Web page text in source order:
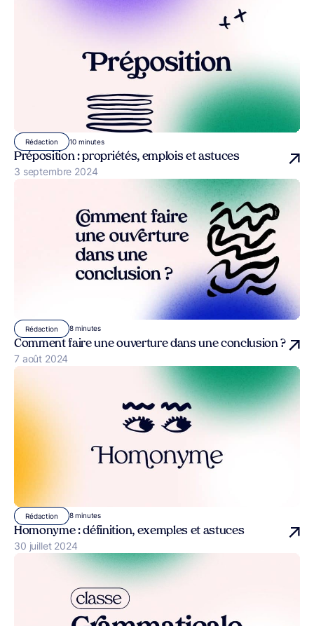
Rédaction 10 minutes
Préposition : propriétés, emplois et astuces
Publié le
3 septembre 2024
Rédaction 8 minutes
Comment faire une ouverture dans une conclusion ?
Publié le
7 août 2024
Rédaction 8 minutes
Homonyme : définition, exemples et astuces
Publié le
30 juillet 2024